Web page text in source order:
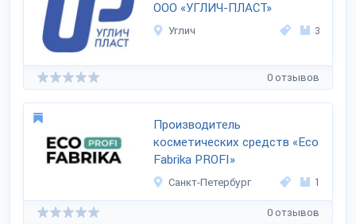
ООО «УГЛИЧ-ПЛАСТ»
Углич 3
0 отзывов
Производитель
косметических средств «Eco
Fabrika PROFI»
Санкт-Петербург 1
0 отзывов